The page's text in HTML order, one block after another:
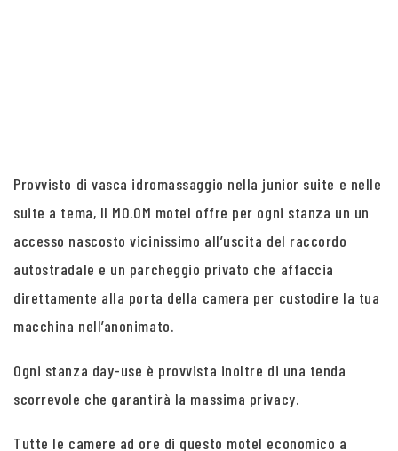
Provvisto di vasca idromassaggio nella junior suite e nelle
suite a tema, Il MO.OM motel offre per ogni stanza un un
accesso nascosto vicinissimo all’uscita del raccordo
autostradale e un parcheggio privato che affaccia
direttamente alla porta della camera per custodire la tua
macchina nell’anonimato.
Ogni stanza day-use è provvista inoltre di una tenda
scorrevole che garantirà la massima privacy.
Tutte le camere ad ore di questo motel economico a